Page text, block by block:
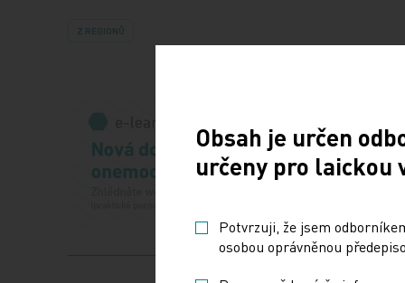
Z REGIONŮ
Obsah je určen
určeny pro laickou
Potvrzuji, že jsem
osobou oprávněnou